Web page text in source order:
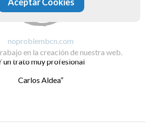
noproblembcn.com
en la creación de nuestra web.
un trato muy profesional
Carlos Aldea